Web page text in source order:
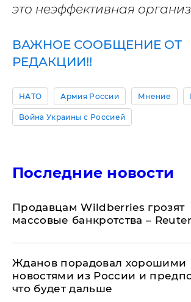
это неэффективная
ВАЖНОЕ СООБЩЕНИЕ ОТ
РЕДАКЦИИ!!
НАТО Армия России Мнение
Война Украины с Россией
Последние новости
Продавцам Wildberries грозят
массовые банкротства –
Жданов порадовал хорошими
новостями из России и
что будет дальше